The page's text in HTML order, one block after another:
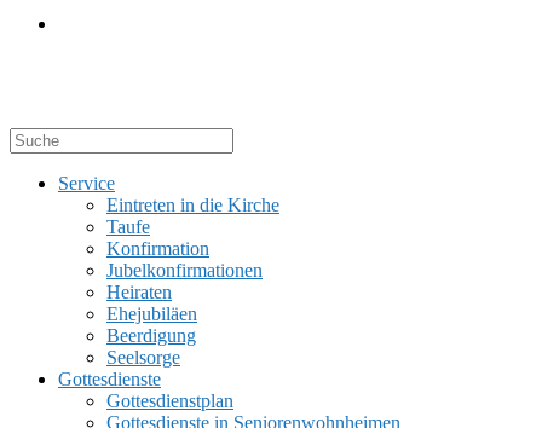
SUCHE
UMSCHALTEN
Service
Eintreten in die Kirche
Taufe
Konfirmation
Jubelkonfirmationen
Heiraten
Ehejubiläen
Beerdigung
Seelsorge
Gottesdienste
Gottesdienstplan
Gottesdienste in Seniorenwohnheimen